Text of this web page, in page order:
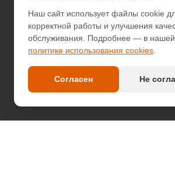
г. Москва, Союзный
14/9, метро
ПОЛИТИКА
ПОЛИТИКА COOKIES
ДОГОВОР-ОФЕРТА
Наш сайт использует файлы cookie
корректной работы и улучшения
обслуживания. Подробнее — в нашей
политике использования cookies
Согласен Не